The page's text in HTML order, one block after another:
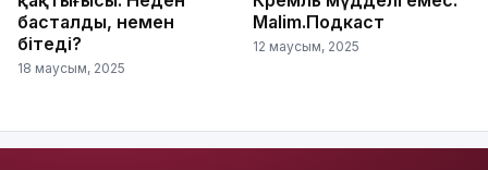
басталды, немен
бітеді?
18 маусым, 2025
Malim.Подкаст
12 маусым, 2025